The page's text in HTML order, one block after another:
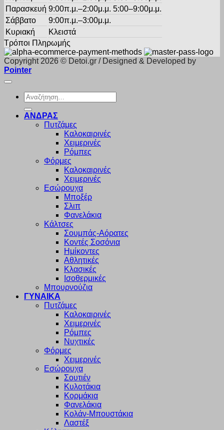
Παρασκευή 9:00π.μ.–2:00μ.μ. 5:00–9:00μ.μ.
Σάββατο
9:00π.μ.–3:00μ.μ.
Κυριακή
Κλειστά
Τρόποι Πληρωμής
Copyright 2026 © Detoi.gr / Designed & Developed by
Pointer
Αναζήτηση
για:
ΑΝΔΡΑΣ
Πυτζάμες
Καλοκαιρινές
Χειμερινές
Ρόμπες
Φόρμες
Καλοκαιρινές
Χειμερινές
Εσώρουχα
Μποξέρ
Σλιπ
Φανελάκια
Κάλτσες
Σουμπάς-Αόρατες
Κοντές Σοσόνια
Ημίκοντες
Αθλητικές
Κλασικές
Ισοθερμικές
Μπουρνούζια
ΓΥΝΑΙΚΑ
Πυτζάμες
Καλοκαιρινές
Χειμερινές
Ρόμπες
Νυχτικές
Φόρμες
Χειμερινές
Εσώρουχα
Σουτιέν
Κυλοτάκια
Κορμάκια
Φανελάκια
Κολάν-Μπουστάκια
Λαστέξ